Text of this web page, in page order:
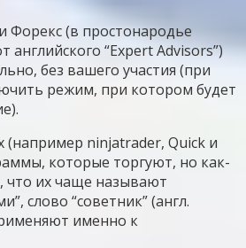
Форекс (в простонародье
английского “Expert Advisors”)
без вашего участия (при
режим, при котором будет
(например ninjatrader, Quick и
которые торгуют, но как-
что их чаще называют
слово “советник” (англ.
именно к